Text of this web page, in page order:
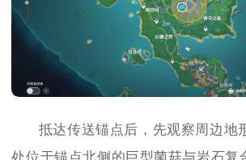
抵达传送锚点后，先观察周边地
处位于锚点北侧的巨型菌菇与岩石复